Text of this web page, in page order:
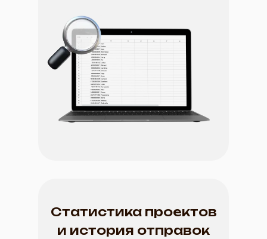
Статистика проектов
и история отправок